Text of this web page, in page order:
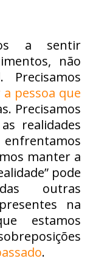
a sentir
não
a pessoa que
Precisamos
realidades
manter a
pode
outras
na
estamos
.